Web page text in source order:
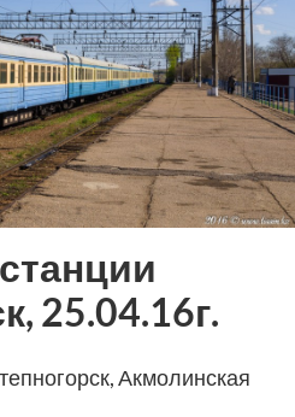
25.04.16г.
Акмолинская